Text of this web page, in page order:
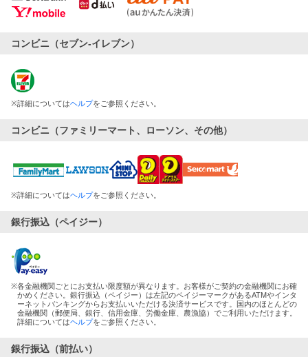
コンビニ（セブン-イレブン）
※詳細についてはヘルプをご参照ください。
コンビニ（ファミリーマート、ローソン、その他）
※詳細についてはヘルプをご参照ください。
銀行振込（ペイジー）
※各金融機関ごとにお支払い限度額が異なります。お客様がご契約の金融機関にお確
かめください。銀行振込（ペイジー）は左記のペイジーマークがあるATMやインタ
ーネットバンキングからお支払いいただける決済サービスです。国内のほとんどの
金融機関（郵便局、銀行、信用金庫、労働金庫、農漁協）でご利用いただけます。
詳細についてはヘルプをご参照ください。
銀行振込（前払い）